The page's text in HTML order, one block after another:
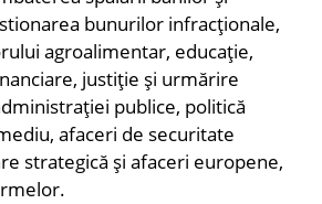
bunurilor infracționale,
agroalimentar, educație,
justiție și urmărire
publice, politică
afaceri de securitate
strategică și afaceri europene,